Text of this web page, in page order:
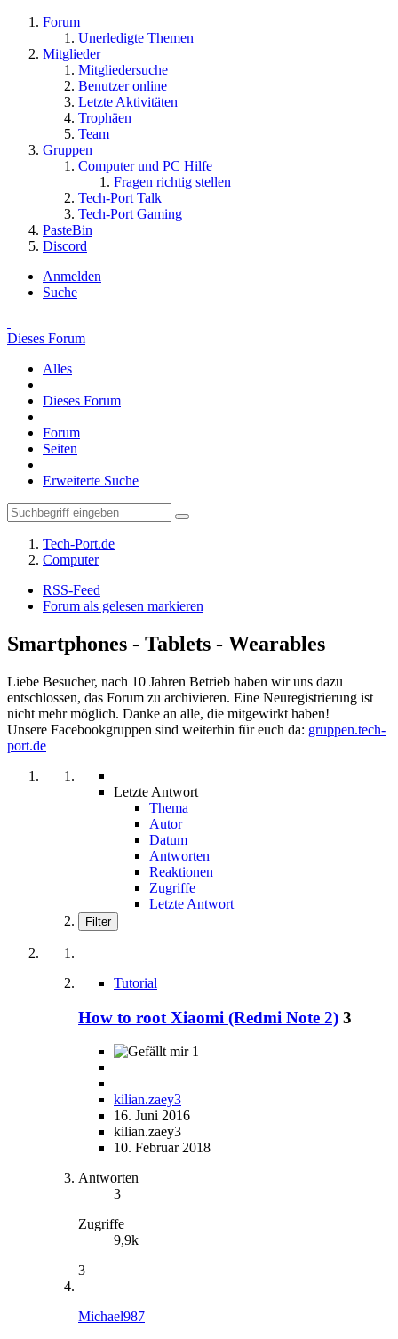
Forum
Unerledigte Themen
Mitglieder
Mitgliedersuche
Benutzer online
Letzte Aktivitäten
Trophäen
Team
Gruppen
Computer und PC Hilfe
Fragen richtig stellen
Tech-Port Talk
Tech-Port Gaming
PasteBin
Discord
Anmelden
Suche
Dieses Forum
Alles
Dieses Forum
Forum
Seiten
Erweiterte Suche
Tech-Port.de
Computer
RSS-Feed
Forum als gelesen markieren
Smartphones - Tablets - Wearables
Liebe Besucher, nach 10 Jahren Betrieb haben wir uns dazu
entschlossen, das Forum zu archivieren. Eine Neuregistrierung ist
nicht mehr möglich. Danke an alle, die mitgewirkt haben!
Unsere Facebookgruppen sind weiterhin für euch da: gruppen.tech-
port.de
Letzte Antwort
Thema
Autor
Datum
Antworten
Reaktionen
Zugriffe
Letzte Antwort
Filter
Tutorial
How to root Xiaomi (Redmi Note 2) 3
1
kilian.zaey3
16. Juni 2016
kilian.zaey3
10. Februar 2018
Antworten
3
Zugriffe
9,9k
3
Michael987